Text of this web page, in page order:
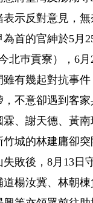
示反對意見，
首的官紳於5月
北巿貢寮），6
有幾起對抗事
不意卻遇到客
、謝天德、黃
城的林建庸卻
敗後，8月13日
楊汝冀、林朝